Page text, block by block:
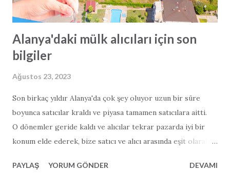
Alanya'daki mülk alıcıları için son
bilgiler
Ağustos 23, 2023
Son birkaç yıldır Alanya'da çok şey oluyor uzun bir süre
boyunca satıcılar kraldı ve piyasa tamamen satıcılara aitti.
O dönemler geride kaldı ve alıcılar tekrar pazarda iyi bir
konum elde ederek, bize satıcı ve alıcı arasında eşit olarak
alıcılar için, kesinlikle göz önünde bulundurmanız gereken
PAYLAŞ YORUM GÖNDER DEVAMI